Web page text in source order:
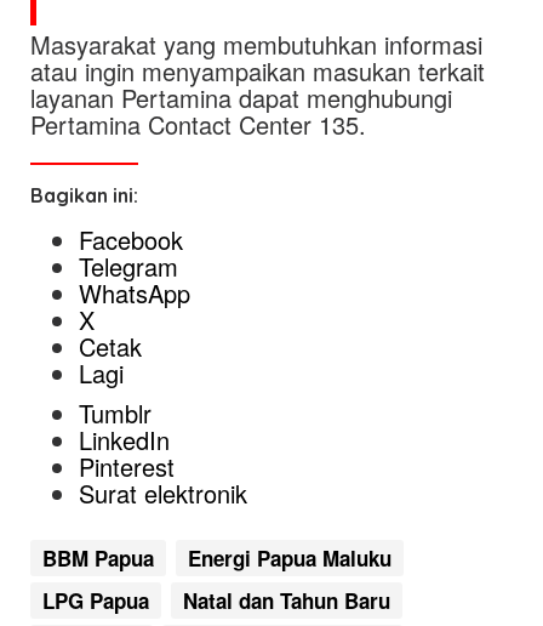
Masyarakat yang membutuhkan informasi
atau ingin menyampaikan masukan terkait
layanan Pertamina dapat menghubungi
Pertamina Contact Center 135.
Bagikan ini:
Facebook
Telegram
WhatsApp
X
Cetak
Lagi
Tumblr
LinkedIn
Pinterest
Surat elektronik
BBM Papua
Energi Papua Maluku
LPG Papua
Natal dan Tahun Baru